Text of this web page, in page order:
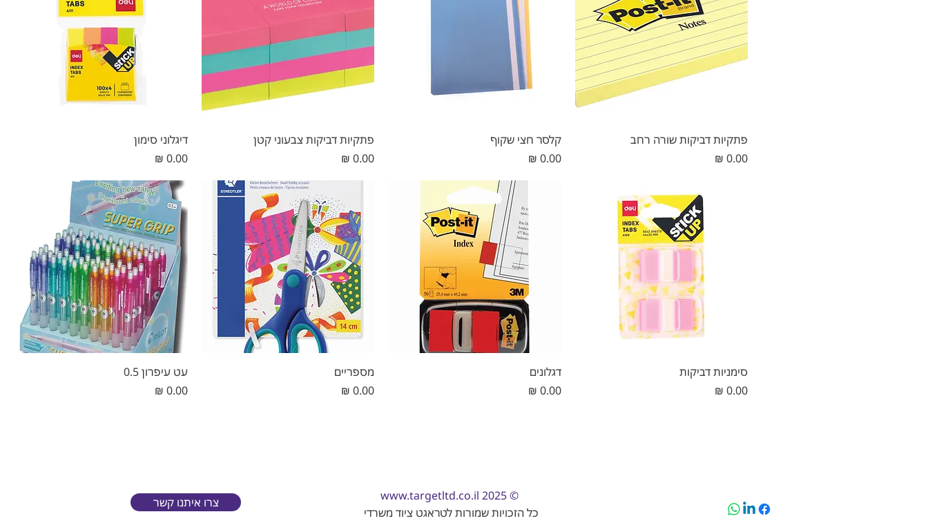
פתקיות דביקות שורה רחב
מחיר
קלסר חצי שקוף
מחיר‏0.00 ‏₪
פתקיות דביקות צבעוני קטן
מחיר
דיגלוני סימון
מחיר‏0.00 ‏₪
סימניות דביקות
מחיר
דגלונים
מחיר‏0.00 ‏₪
מספריים
מחיר
עט עיפרון 0.5
מחיר‏0.00 ‏₪
© 2025
www.targetltd.co.il
כל הזכויות שמורות לטראגט ציוד משרדי
צרו איתנו קשר